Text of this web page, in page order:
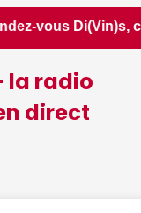
au
la radio
direct